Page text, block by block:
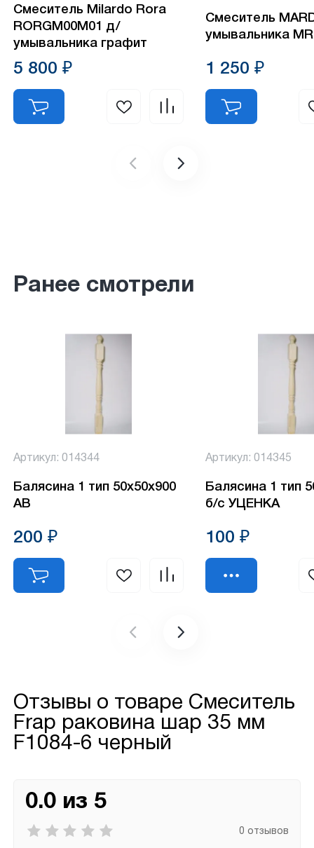
Смеситель Milardo Rora
RORGM00M01 д/
умывальника графит
5 800 ₽
Смеситель
умывальника
1 250 ₽
Ранее смотрели
Артикул: 014344
Балясина 1 тип 50х50х900
АВ
200 ₽
Артикул: 014345
Балясина 1 тип
б/с УЦЕНКА
100 ₽
Отзывы о товаре Смеситель
Frap раковина шар 35 мм
F1084-6 черный
0.0 из 5
0 отзывов